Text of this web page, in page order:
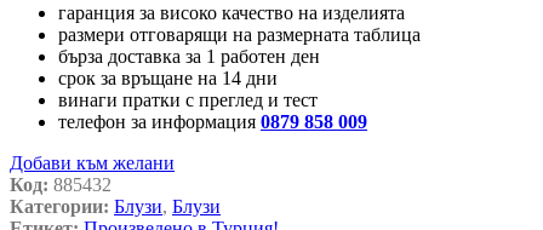
гаранция за високо качество на изделията
размери отговарящи на размерната таблица
бърза доставка за 1 работен ден
срок за връщане на 14 дни
винаги пратки с преглед и тест
телефон за информация 0879 858 009
Добави към желани
Код: 885432
Категории: Блузи, Блузи